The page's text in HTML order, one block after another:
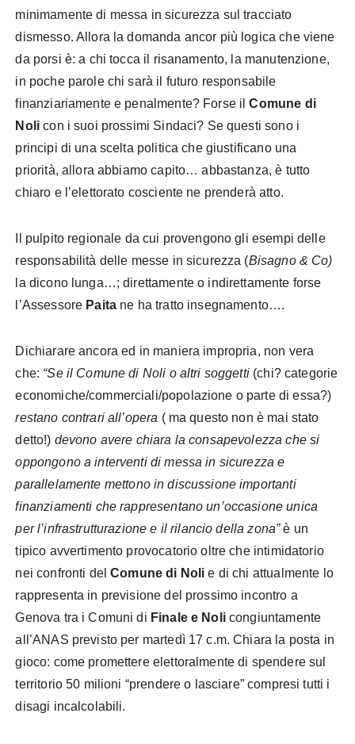
minimamente di messa in sicurezza sul tracciato
dismesso. Allora la domanda ancor più logica che viene
da porsi è: a chi tocca il risanamento, la manutenzione,
in poche parole chi sarà il futuro responsabile
finanziariamente e penalmente? Forse ilComune di
Noli con i suoi prossimi Sindaci? Se questi sono i
principi di una scelta politica che giustificano una
priorità, allora abbiamo capito… abbastanza, è tutto
chiaro e l’elettorato cosciente ne prenderà atto.
Il pulpito regionale da cui provengono gli esempi delle
responsabilità delle messe in sicurezza (Bisagno & Co)
la dicono lunga…; direttamente o indirettamente forse
l’Assessore Paita ne ha tratto insegnamento….
Dichiarare ancora ed in maniera impropria, non vera
che: “Se il Comune di Noli o altri soggetti (chi? categorie
economiche/commerciali/popolazione o parte di essa?)
restano contrari all’opera ( ma questo non è mai stato
detto!) devono avere chiara la consapevolezza che si
oppongono a interventi di messa in sicurezza e
parallelamente mettono in discussione importanti
finanziamenti che rappresentano un’occasione unica
per l’infrastrutturazione e il rilancio della zona”è un
tipico avvertimento provocatorio oltre che intimidatorio
nei confronti delComune di Noli e di chi attualmente lo
rappresenta in previsione del prossimo incontro a
Genova tra i Comuni di Finale e Nolicongiuntamente
all’ANAS previsto per martedì 17 c.m. Chiara la posta in
gioco: come promettere elettoralmente di spendere sul
territorio 50 milioni “prendere o lasciare” compresi tutti i
disagi incalcolabili.